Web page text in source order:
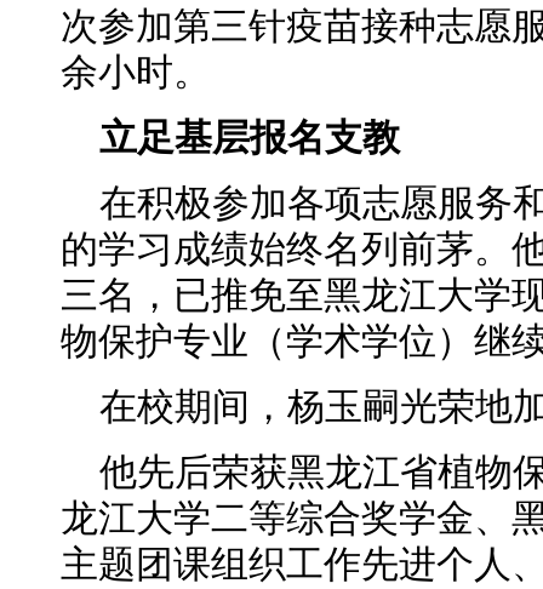
次参加第三针疫苗接种志愿
余小时。
立足基层报名支教
在积极参加各项志愿服务
的学习成绩始终名列前茅。
三名，已推免至黑龙江大学
物保护专业（学术学位）继
在校期间，杨玉嗣光荣地
他先后荣获黑龙江省植物
龙江大学二等综合奖学金、
主题团课组织工作先进个人